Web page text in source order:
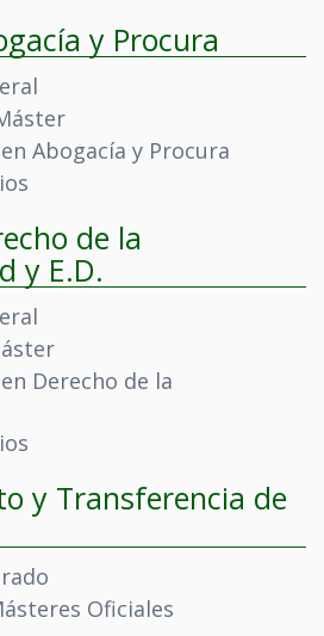
y Procura
Abogacía y Procura
de la
y E.D.
Derecho de la
y Transferencia de
Oficiales